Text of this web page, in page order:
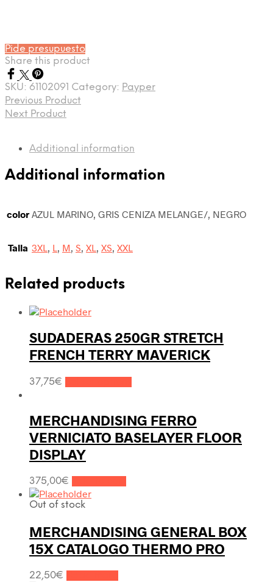
Pide presupuesto
Share this product
SKU: 61102091 Category: Payper
Previous Product
Next Product
Additional information
Additional information
color AZUL MARINO, GRIS CENIZA MELANGE/, NEGRO
Talla 3XL, L, M, S, XL, XS, XXL
Related products
SUDADERAS 250GR STRETCH
FRENCH TERRY MAVERICK
37,75€
MERCHANDISING FERRO
VERNICIATO BASELAYER FLOOR
DISPLAY
375,00€
Out of stock
MERCHANDISING GENERAL BOX
15X CATALOGO THERMO PRO
22,50€